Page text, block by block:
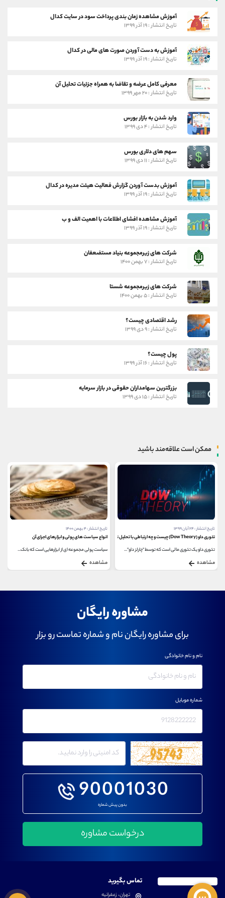
آموزش مشاهده زمان بندی پرداخت سود در سایت کدال
تاریخ انتشار : ۱۹ آذر ۱۳۹۹
آموزش به دست آوردن صورت های مالی در کدال
تاریخ انتشار : ۱۹ آذر ۱۳۹۹
معرفی کامل عرضه و تقاضا به همراه جزئیات تحلیل آن
تاریخ انتشار : ۲۰ مهر ۱۳۹۹
وارد شدن به بازار بورس
تاریخ انتشار : ۴ دی ۱۳۹۹
سهم های دلاری بورس
تاریخ انتشار : ۱۱ دی ۱۳۹۹
آموزش بدست آوردن گزارش فعالیت هیئت مدیره در کدال
تاریخ انتشار : ۱۹ آذر ۱۳۹۹
آموزش مشاهده افشای اطلاعات با اهمیت الف و ب
تاریخ انتشار : ۱۹ آذر ۱۳۹۹
شرکت های زیرمجموعه بنیاد مستضعفان
تاریخ انتشار : ۷ بهمن ۱۴۰۰
شرکت های زیرمجموعه شستا
تاریخ انتشار : ۵ بهمن ۱۴۰۰
رشد اقتصادی چیست؟
تاریخ انتشار : ۹ دی ۱۳۹۹
پول چیست؟
تاریخ انتشار : ۱۶ آذر ۱۳۹۹
بزرگترین سهامداران حقوقی در بازار سرمایه
تاریخ انتشار : ۱۵ دی ۱۳۹۹
ممکن است علاقه‌مند باشید
تاریخ انتشار : ۲۴ آبان ۱۳۹۹
تئوری داو (Dow Theory) چیست و چه ارتباطی با تحلیل تکنیکال دارد؟
تئوری داو یک تئوری مالی است که توسط "چارلز داو"...
مشاهده
تاریخ انتشار : ۴ بهمن ۱۴۰۰
انواع سیاست های پولی و ابزارهای اجرای آن
سیاست پولی مجموعه ای از ابزارهایی است که بانک...
مشاهده
مشاوره رایگان
برای مشاوره رایگان نام و شماره تماست رو بزار
90001030
بدون پیش شماره
نام و نام خانوادگی
شماره موبایل
تماس بگیرید
تهران، زعفرانیه